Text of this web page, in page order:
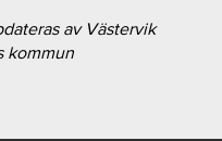
av Västervik
kommun